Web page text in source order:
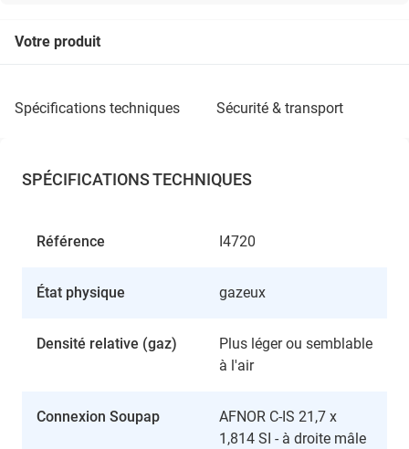
Votre produit
spécifications techniques sécurité & transport
SPÉCIFICATIONS TECHNIQUES
Référence I4720
État physique gazeux
Densité relative (gaz)
Plus léger ou semblable
à l'air
Connexion Soupap
AFNOR C-IS 21,7 x
1,814 SI - à droite mâle